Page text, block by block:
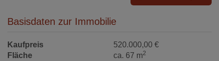
Basisdaten zur Immobilie
Kaufpreis
520.000,00 €
Fläche
ca. 67 m2